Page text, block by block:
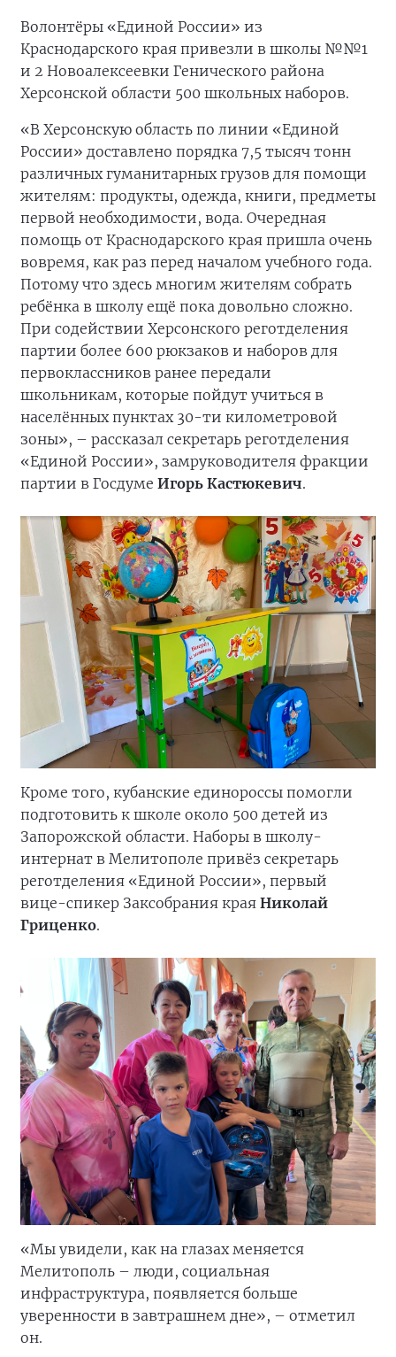
Волонтёры «Единой России» из
Краснодарского края привезли в школы №№1
и 2 Новоалексеевки Генического района
Херсонской области 500 школьных наборов.
«В Херсонскую область по линии «Единой
России» доставлено порядка 7,5 тысяч тонн
различных гуманитарных грузов для помощи
жителям: продукты, одежда, книги, предметы
первой необходимости, вода. Очередная
помощь от Краснодарского края пришла очень
вовремя, как раз перед началом учебного года.
Потому что здесь многим жителям собрать
ребёнка в школу ещё пока довольно сложно.
При содействии Херсонского реготделения
партии более 600 рюкзаков и наборов для
первоклассников ранее передали
школьникам, которые пойдут учиться в
населённых пунктах 30-ти километровой
зоны», – рассказал секретарь реготделения
«Единой России», замруководителя фракции
партии в Госдуме Игорь Кастюкевич.
Кроме того, кубанские единороссы помогли
подготовить к школе около 500 детей из
Запорожской области. Наборы в школу-
интернат в Мелитополе привёз секретарь
реготделения «Единой России», первый
вице-спикер Заксобрания края Николай
Гриценко.
«Мы увидели, как на глазах меняется
Мелитополь – люди, социальная
инфраструктура, появляется больше
уверенности в завтрашнем дне», – отметил
он.